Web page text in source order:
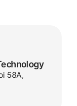
58A,